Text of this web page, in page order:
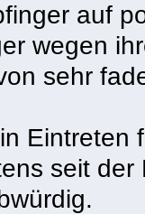
auf
wegen
sehr
Eintreten
seit der